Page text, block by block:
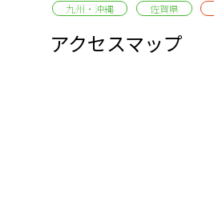
九州・沖縄 佐賀県
アクセスマップ